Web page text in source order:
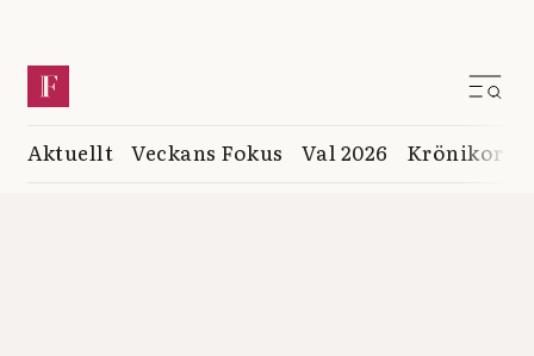
Aktuellt Veckans Fokus Val 2026 Krönikor